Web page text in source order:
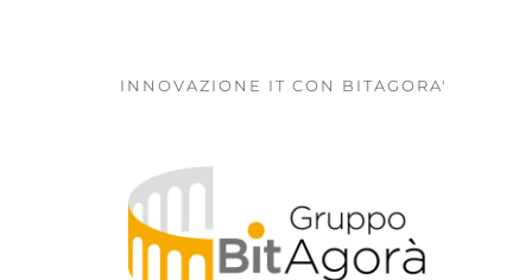
INNOVAZIONE IT CON BITAGORA'